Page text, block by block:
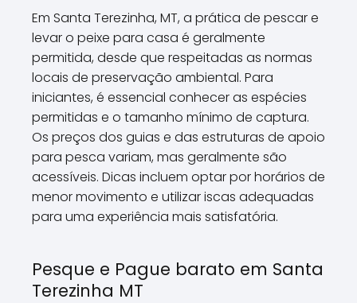
Em Santa Terezinha, MT, a prática de pescar e
levar o peixe para casa é geralmente
permitida, desde que respeitadas as normas
locais de preservação ambiental. Para
iniciantes, é essencial conhecer as espécies
permitidas e o tamanho mínimo de captura.
Os preços dos guias e das estruturas de apoio
para pesca variam, mas geralmente são
acessíveis. Dicas incluem optar por horários de
menor movimento e utilizar iscas adequadas
para uma experiência mais satisfatória.
Pesque e Pague barato em Santa
Terezinha MT